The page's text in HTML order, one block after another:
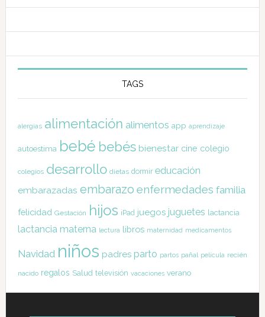
TAGS
alergias alimentación alimentos app aprendizaje
autoestima bebé bebés bienestar cine colegio
colegios desarrollo dietas dormir educación
embarazadas embarazo enfermedades familia
felicidad Gestación hijos iPad juegos juguetes lactancia
lactancia materna lectura libros maternidad medicamentos
Navidad niños padres parto partos pañal película recién
nacido regalos Salud televisión vacaciones verano